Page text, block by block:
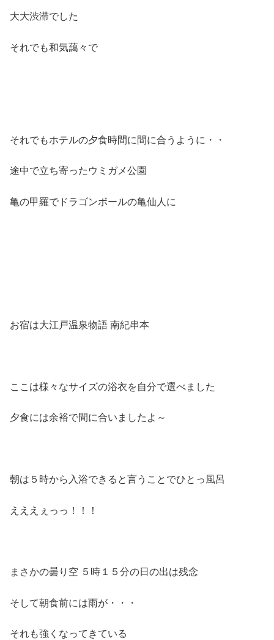
大大渋滞でした
それでも和気藹々で
それでもホテルの夕食時間に間に合うように・・
途中で立ち寄ったウミガメ公園
亀の甲羅でドラゴンボールの亀仙人に
お宿は大江戸温泉物語 南紀串本
ここは様々なサイズの浴衣を自分で選べました
夕食には余裕で間に合いましたよ～
朝は５時から入浴できると言うことでひとっ風呂
えええぇっっ！！！
まさかの曇り空 ５時１５分の日の出は残念
そして朝食前には雨が・・・
それも強くなってきている